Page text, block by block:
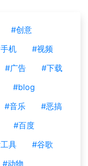
#创意
机
#视频
#广告
#下载
#blog
#音乐
#恶搞
#百度
具
#谷歌
#动物